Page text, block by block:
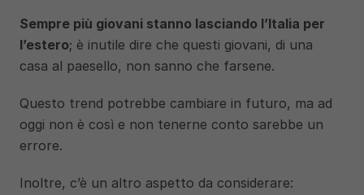
Sempre più giovani stanno lasciando l’Italia per
l’estero; è inutile dire che questi giovani, di una
casa al paesello, non sanno che farsene.
Questo trend potrebbe cambiare in futuro, ma ad
oggi non è così e non tenerne conto sarebbe un
errore.
Inoltre, c’è un altro aspetto da considerare: